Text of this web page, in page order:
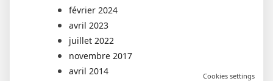
février 2024
avril 2023
juillet 2022
novembre 2017
avril 2014
Cookies settings